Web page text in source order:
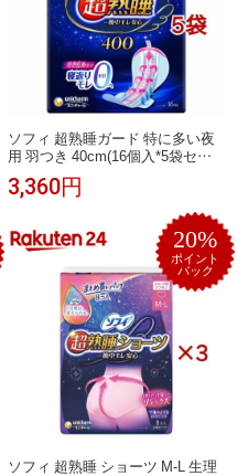
ソフィ 超熟睡ガード 特に多い夜
用 羽つき 40cm(16個入*5袋セッ
ト)【ソフィ超熟睡ガード】
3,360円
20%
ポイント
バック
ソフィ 超熟睡 ショーツ M-L 生理